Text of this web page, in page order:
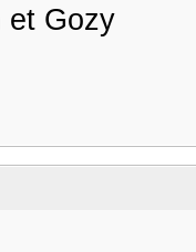
et Gozy